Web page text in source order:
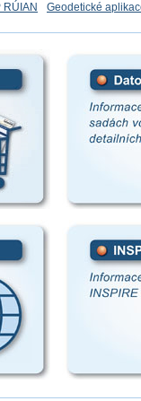
RÚIAN Geodetické